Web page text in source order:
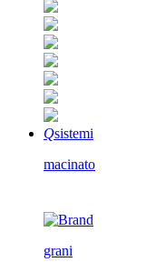
Qsistemi
macinato
grani